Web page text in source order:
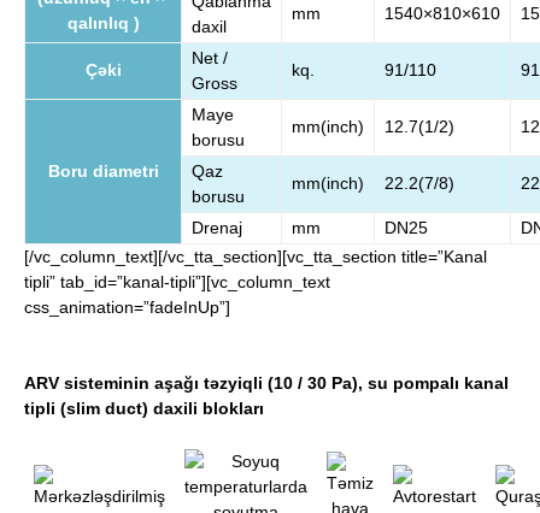
qalınlıq )
daxil
mm 1540×810×610
Çəki
Net /
Gross
kq. 91/110
Boru diametri
Maye
borusu
mm(inch) 12.7(1/2)
Qaz
borusu
mm(inch) 22.2(7/8)
Drenaj mm DN25
[/vc_column_text][/vc_tta_section][vc_tta_section title=”Kanal
tipli” tab_id=”kanal-tipli”][vc_column_text
css_animation=”fadeInUp”]
ARV sisteminin aşağı təzyiqli (10 / 30 Pa), su pompalı kanal
tipli (slim duct) daxili blokları